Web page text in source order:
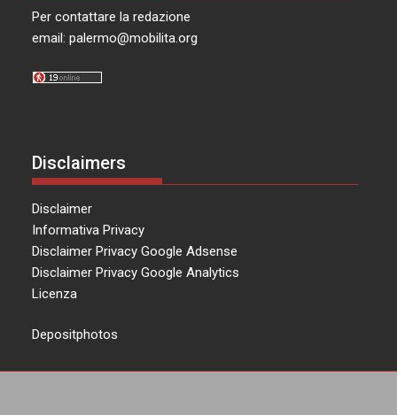
Per contattare la redazione
email:palermo@mobilita.org
Disclaimers
Disclaimer
Informativa Privacy
Disclaimer Privacy Google Adsense
Disclaimer Privacy Google Analytics
Licenza
Depositphotos